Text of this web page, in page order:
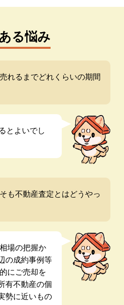
る悩み
れるまでどれくらいの期間
とよいでし
も不動産査定とはどうやっ
場の把握か
の成約事例等
にご売却を
有不動産の個
勢に近いもの